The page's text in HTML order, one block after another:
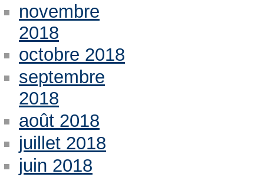
novembre
2018
octobre 2018
septembre
2018
août 2018
juillet 2018
juin 2018